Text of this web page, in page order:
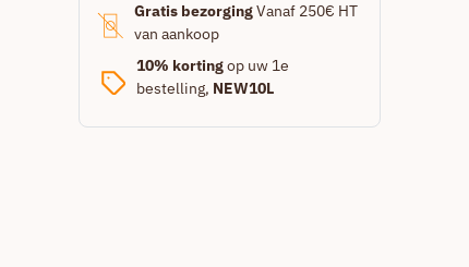
Gratis bezorgingVanaf 250€ HT
van aankoop
10% kortingop uw 1e
bestelling, NEW10L